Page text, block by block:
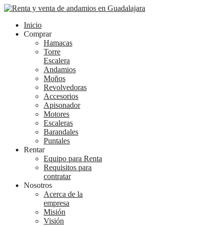
Inicio
Comprar
Hamacas
Torre
Escalera
Andamios
Moños
Revolvedoras
Accesorios
Apisonador
Motores
Escaleras
Barandales
Puntales
Rentar
Equipo para Renta
Requisitos para
contratar
Nosotros
Acerca de la
empresa
Misión
Visión